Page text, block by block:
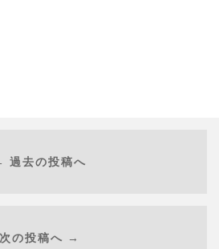
過去の投稿へ
次の投稿へ →